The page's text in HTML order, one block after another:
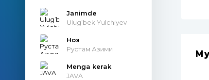
Janimde
Ulug’bek Yulchiyev
Ноз
Рустам Азими
Menga kerak
JAVA